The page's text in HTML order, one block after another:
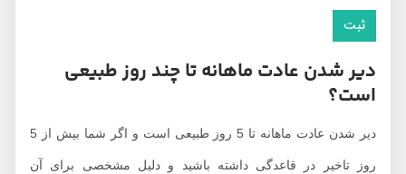
دیر شدن عادت ماهانه تا چند روز طبیعی
است؟
دیر شدن عادت ماهانه تا 5 روز طبیعی است و اگر شما بیش از 5
روز تاخیر در قاعدگی داشته باشید و دلیل مشخصی برای آن